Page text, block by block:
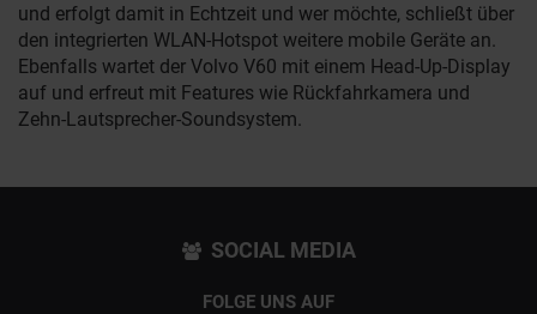
und erfolgt damit in Echtzeit und wer möchte, schließt über
den integrierten WLAN-Hotspot weitere mobile Geräte an.
Ebenfalls wartet der Volvo V60 mit einem Head-Up-Display
auf und erfreut mit Features wie Rückfahrkamera und
Zehn-Lautsprecher-Soundsystem.
SOCIAL MEDIA
FOLGE UNS AUF